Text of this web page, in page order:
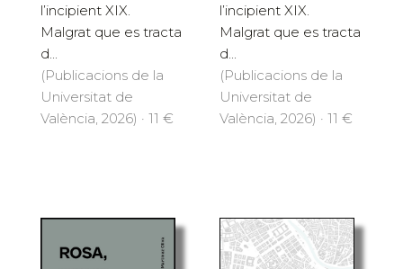
l’incipient XIX.
Malgrat que es tracta
d...
(Publicacions de la
Universitat de
València, 2026) · 11 €
l’incipient XIX.
Malgrat que es tracta
d...
(Publicacions de la
Universitat de
València, 2026) · 11 €